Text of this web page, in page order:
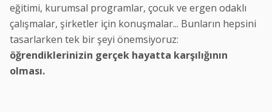
eğitimi, kurumsal programlar, çocuk ve ergen odaklı
çalışmalar, şirketler için konuşmalar... Bunların hepsini
tasarlarken tek bir şeyi önemsiyoruz:
öğrendiklerinizin gerçek hayatta karşılığının
olması.